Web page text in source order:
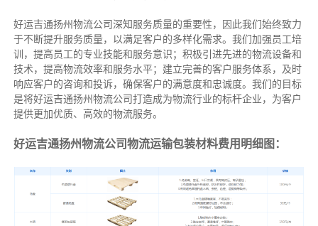
好运吉通扬州物流公司深知服务质量的重要性，因此我们始终致力
于不断提升服务质量，以满足客户的多样化需求。我们加强员工培
训，提高员工的专业技能和服务意识；积极引进先进的物流设备和
技术，提高物流效率和服务水平；建立完善的客户服务体系，及时
响应客户的咨询和投诉，确保客户的满意度和忠诚度。我们的目标
是将好运吉通扬州物流公司打造成为物流行业的标杆企业，为客户
提供更加优质、高效的物流服务。
好运吉通扬州物流公司物流运输包装材料费用明细图：